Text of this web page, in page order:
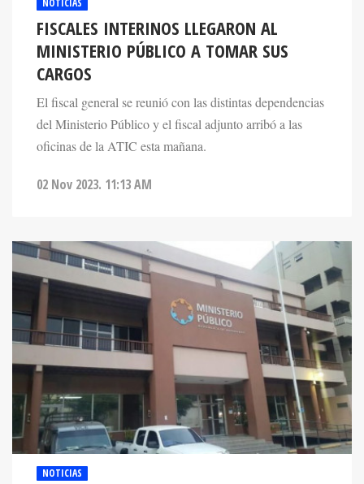
FISCALES INTERINOS LLEGARON AL
MINISTERIO PÚBLICO A TOMAR SUS
CARGOS
El fiscal general se reunió con las distintas dependencias
del Ministerio Público y el fiscal adjunto arribó a las
oficinas de la ATIC esta mañana.
02 Nov 2023. 11:13 AM
NOTICIAS